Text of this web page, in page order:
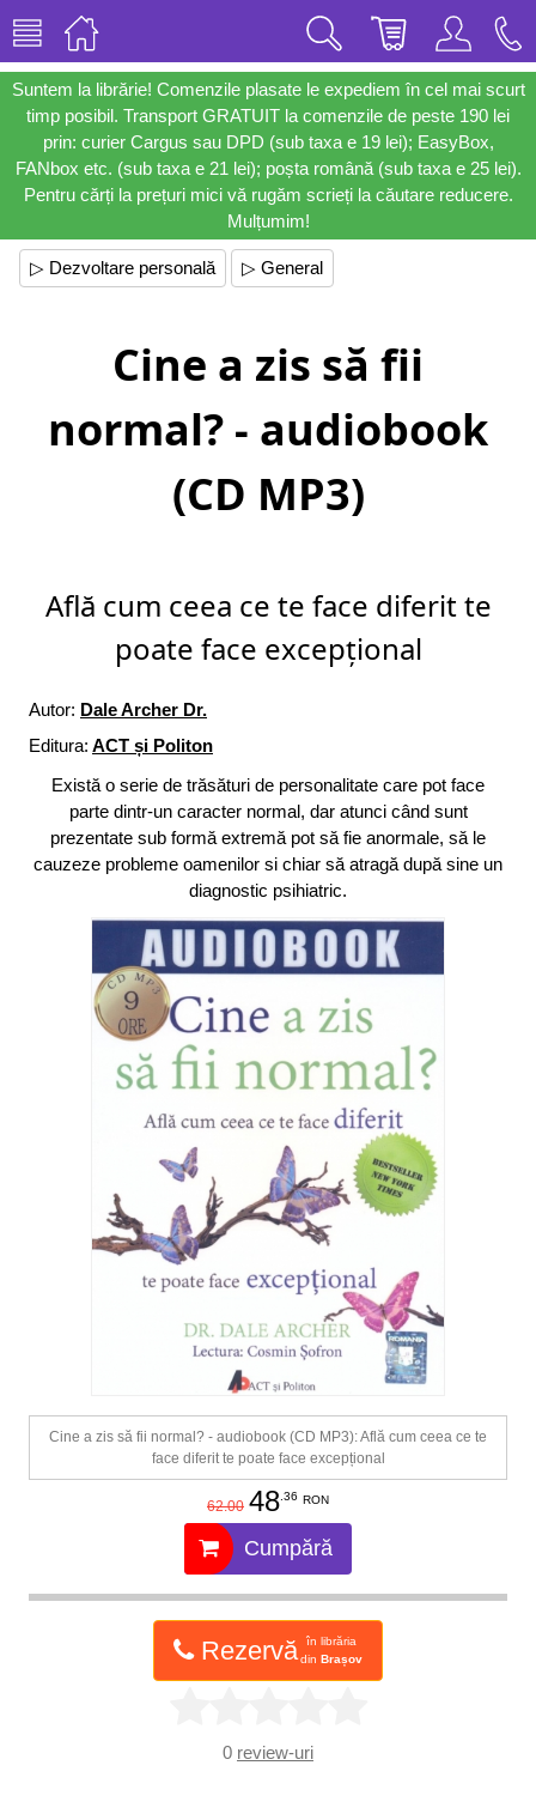
Suntem la librărie! Comenzile plasate le expediem în cel mai scurt
timp posibil. Transport GRATUIT la comenzile de peste 190 lei
prin: curier Cargus sau DPD (sub taxa e 19 lei); EasyBox,
FANbox etc. (sub taxa e 21 lei); poșta română (sub taxa e 25 lei).
Pentru cărți la prețuri mici vă rugăm scrieți la căutare reducere.
Mulțumim!
▷ Dezvoltare personală ▷ General
Cine a zis să fii
normal? - audiobook
(CD MP3)
Află cum ceea ce te face diferit te
poate face excepțional
Autor: Dale Archer Dr.
Editura: ACT și Politon
Există o serie de trăsături de personalitate care pot face
parte dintr-un caracter normal, dar atunci când sunt
prezentate sub formă extremă pot să fie anormale, să le
cauzeze probleme oamenilor si chiar să atragă după sine un
diagnostic psihiatric.
Cine a zis să fii normal? - audiobook (CD MP3): Află cum ceea ce te
face diferit te poate face excepțional
62.00 48.36 RON
Cumpără
Rezervă
în librăria
din Brașov
0 review-uri